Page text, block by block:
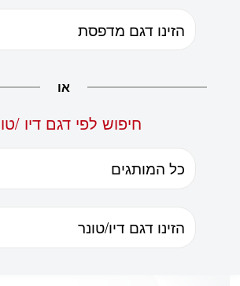
או
חיפוש לפי דגם דיו /